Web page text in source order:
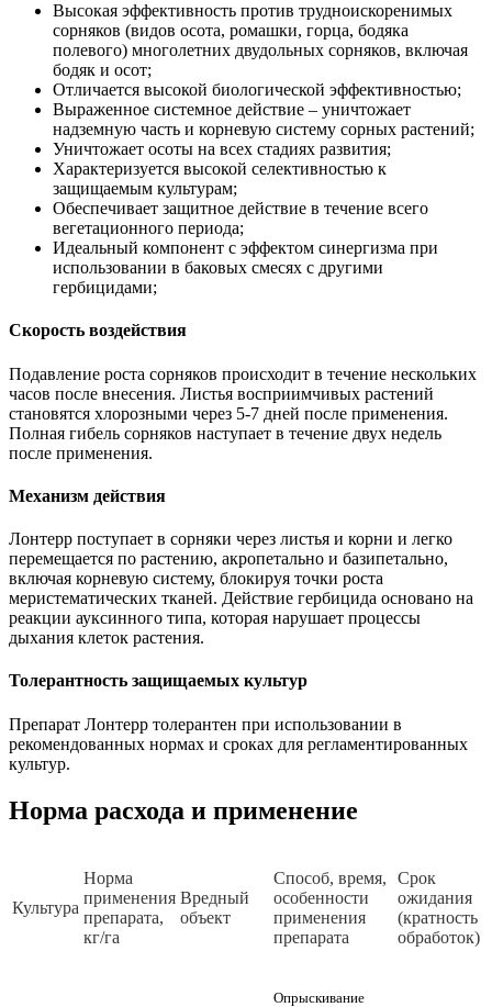
Высокая эффективность против трудноискоренимых
сорняков (видов осота, ромашки, горца, бодяка
полевого) многолетних двудольных сорняков, включая
бодяк и осот;
Отличается высокой биологической эффективностью;
Выраженное системное действие – уничтожает
надземную часть и корневую систему сорных растений;
Уничтожает осоты на всех стадиях развития;
Характеризуется высокой селективностью к
защищаемым культурам;
Обеспечивает защитное действие в течение всего
вегетационного периода;
Идеальный компонент с эффектом синергизма при
использовании в баковых смесях с другими
гербицидами;
Скорость воздействия
Подавление роста сорняков происходит в течение нескольких
часов после внесения. Листья восприимчивых растений
становятся хлорозными через 5-7 дней после применения.
Полная гибель сорняков наступает в течение двух недель
после применения.
Механизм действия
Лонтерр поступает в сорняки через листья и корни и легко
перемещается по растению, акропетально и базипетально,
включая корневую систему, блокируя точки роста
меристематических тканей. Действие гербицида основано на
реакции ауксинного типа, которая нарушает процессы
дыхания клеток растения.
Толерантность защищаемых культур
Препарат Лонтерр толерантен при использовании в
рекомендованных нормах и сроках для регламентированных
культур.
Норма расхода и применение
Культура
Норма
применения
препарата,
кг/га
Вредный
объект
Способ, время,
особенности
применения
препарата
Срок
ожидания
(кратность
обработок)
Опрыскивание